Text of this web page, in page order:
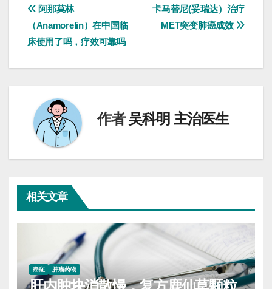
文
章
导
卡马替尼(妥瑞达）治疗
MET突变肺癌成效
阿那莫林
（Anamorelin）在中国临
床使用了吗，疗效可靠吗
作者吴科明 主治医生
相关文章
癌症 肿瘤药物